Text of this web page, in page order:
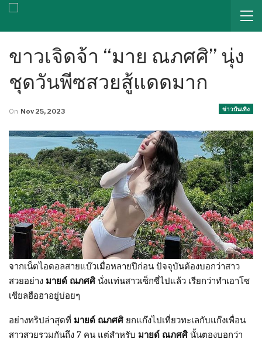
ขาวเจิดจ้า “มาย ณภศศิ” นุ่ง
ชุดวันพีซสวยสู้แดดมาก
ข่าวบันเทิง
On Nov 25, 2023
จากเน็ตไอดอลสายแบ๊วเมื่อหลายปีก่อน ปัจจุบันต้องบอกว่าสาว
สวยอย่าง มายด์ ณภศศิ นั่งแท่นสาวเซ็กซี่ไปแล้ว เรียกว่าทำเอาโซ
เชียลฮือฮาอยู่บ่อยๆ
อย่างทริปล่าสุดที่ มายด์ ณภศศิ ยกแก๊งไปเที่ยวทะเลกับแก๊งเพื่อน
สาวสวยรวมกันถึง 7 คน แต่สำหรับ มายด์ ณภศศิ นั้นตองบอกว่า